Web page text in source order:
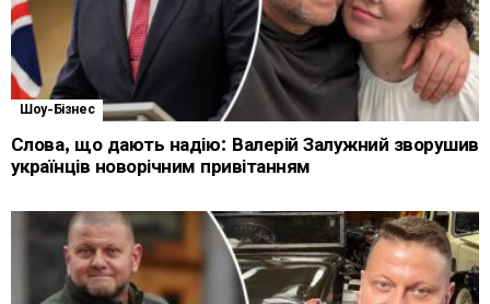
Шоу-Бізнес
Слова, що дають надію: Валерій Залужний зворушив
українців новорічним привітанням